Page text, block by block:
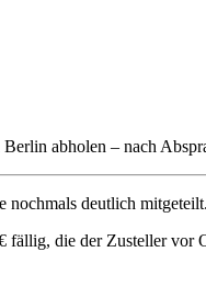
abholen – nach
nochmals deutlich mitgeteilt.
fällig, die der Zusteller vor